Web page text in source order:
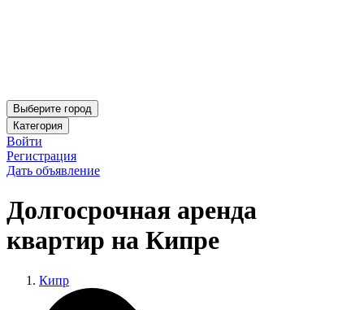
Выберите город
Категория
Войти
Регистрация
Дать объявление
Долгосрочная аренда
квартир на Кипре
Кипр